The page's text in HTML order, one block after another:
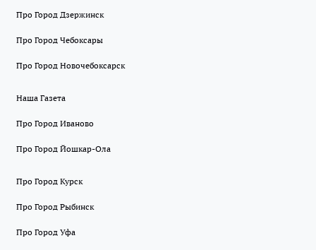
Про Город Дзержинск
Про Город Чебоксары
Про Город Новочебоксарск
Наша Газета
Про Город Иваново
Про Город Йошкар-Ола
Про Город Курск
Про Город Рыбинск
Про Город Уфа